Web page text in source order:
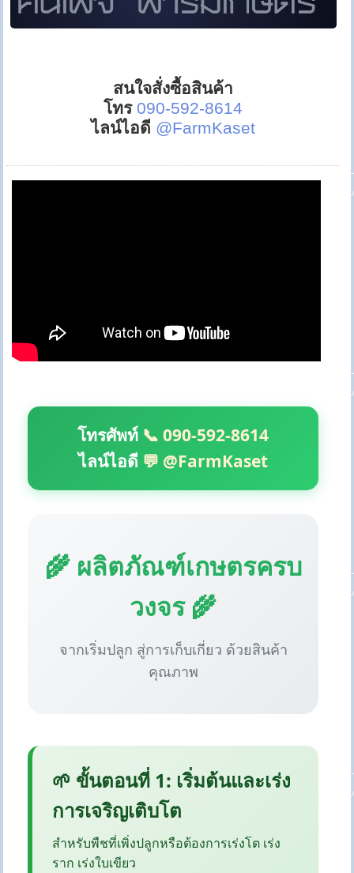
สนใจสั่งซื้อสินค้า
โทร 090-592-8614
ไลน์ไอดี @FarmKaset
โทรศัพท์ 📞 090-592-8614
ไลน์ไอดี 💬 @FarmKaset
🌾 ผลิตภัณฑ์เกษตรครบ
วงจร 🌾
จากเริ่มปลูก สู่การเก็บเกี่ยว ด้วยสินค้า
คุณภาพ
🌱 ขั้นตอนที่ 1: เริ่มต้นและเร่ง
การเจริญเติบโต
สำหรับพืชที่เพิ่งปลูกหรือต้องการเร่งโต เร่ง
ราก เร่งใบเขียว